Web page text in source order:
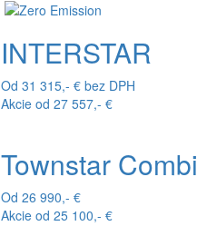
INTERSTAR
Od 31 315,- € bez DPH
Akcie od 27 557,- €
Townstar Combi
Od 26 990,- €
Akcie od 25 100,- €